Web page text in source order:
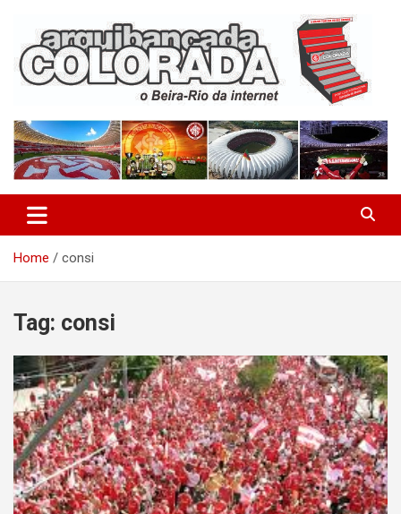
content
Arquibancada Colorada
Home consi
Tag: consi